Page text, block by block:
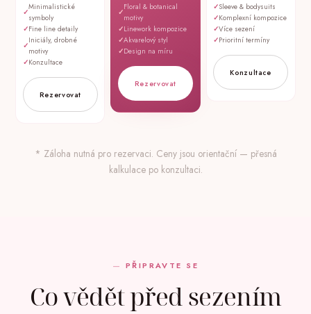
Minimalistické
symboly
Fine line detaily
Iniciály, drobné
motivy
Konzultace
Rezervovat
Floral & botanical
motivy
Linework kompozice
Akvarelový styl
Design na míru
Rezervovat
Sleeve & bodysuits
Komplexní kompozice
Více sezení
Prioritní termíny
Konzultace
* Záloha nutná pro rezervaci. Ceny jsou orientační — přesná
kalkulace po konzultaci.
PŘIPRAVTE SE
Co vědět před sezením